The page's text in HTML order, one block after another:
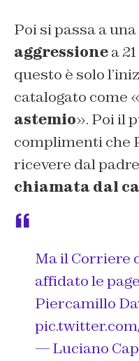
Poi si passa a una
aggressionea
questo è solo
catalogato come «
astemio». Poi il
complimenti che
ricevere dal
chiamata dal
Ma il Corriere
affidato le
Piercamillo
— Luciano